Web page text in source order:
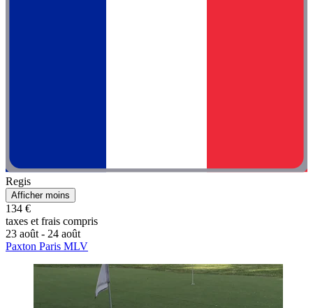
Regis
Afficher moins
134 €
taxes et frais compris
23 août - 24 août
Paxton Paris MLV